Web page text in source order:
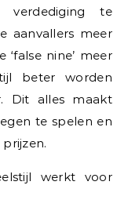
verdediging te
aanvallers meer
nine’ meer
beter worden
Dit alles maakt
te spelen en
werkt voor